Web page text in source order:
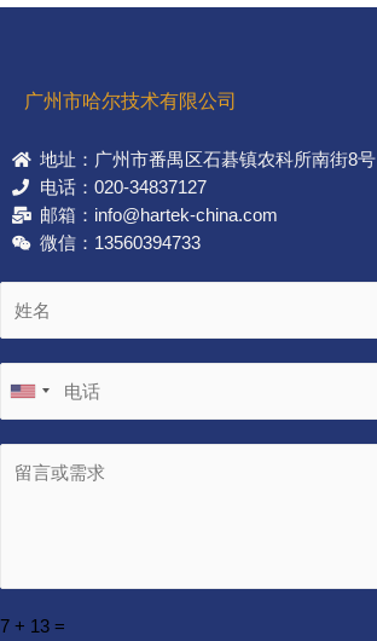
广州市哈尔技术有限公司
地址：广州市番禺区石碁镇农科所南街8号
电话：020-34837127
邮箱：info@hartek-china.com
微信：13560394733
7 + 13 =